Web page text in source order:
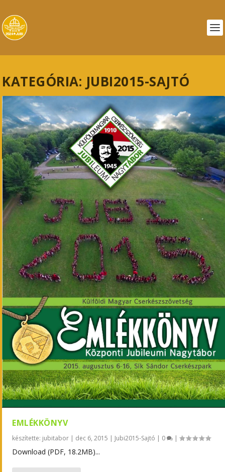
KATEGÓRIA: JUBI2015-SAJTÓ
EMLÉKKÖNYV
készítette: jubitabor | dec 6, 2015 | Jubi2015-Sajtó | 0 |
Download (PDF, 18.2MB)...